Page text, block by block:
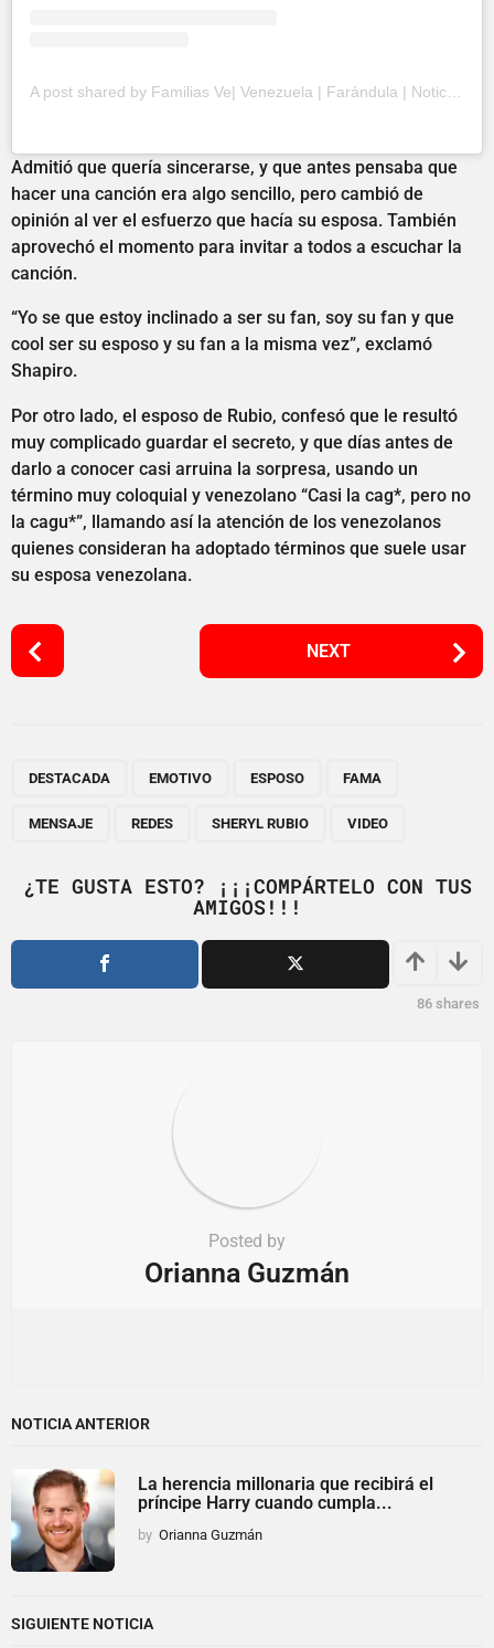
Admitió que quería sincerarse, y que antes pensaba que
hacer una canción era algo sencillo, pero cambió de
opinión al ver el esfuerzo que hacía su esposa. También
aprovechó el momento para invitar a todos a escuchar la
canción.
“Yo se que estoy inclinado a ser su fan, soy su fan y que
cool ser su esposo y su fan a la misma vez”, exclamó
Shapiro.
Por otro lado, el esposo de Rubio, confesó que le resultó
muy complicado guardar el secreto, y que días antes de
darlo a conocer casi arruina la sorpresa, usando un
término muy coloquial y venezolano “Casi la cag*, pero no
la cagu*”, llamando así la atención de los venezolanos
quienes consideran ha adoptado términos que suele usar
su esposa venezolana.
P
o
i
o
NEXT
DESTACADA EMOTIVO ESPOSO FAMA
MENSAJE REDES SHERYL RUBIO VIDEO
¿TE GUSTA ESTO? ¡¡¡COMPÁRTELO CON TUS
AMIGOS!!!
86 shares
Posted by
Orianna Guzmán
NOTICIA ANTERIOR
La herencia millonaria que recibirá el
príncipe Harry cuando cumpla...
by Orianna Guzmán
SIGUIENTE NOTICIA